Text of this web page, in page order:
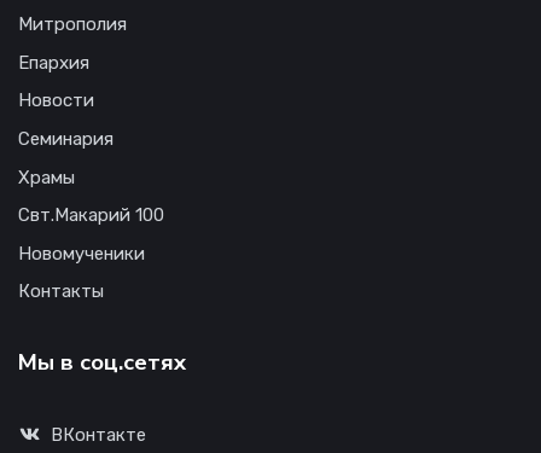
Митрополия
Епархия
Новости
Семинария
Храмы
Свт.Макарий 100
Новомученики
Контакты
Мы в соц.сетях
ВКонтакте